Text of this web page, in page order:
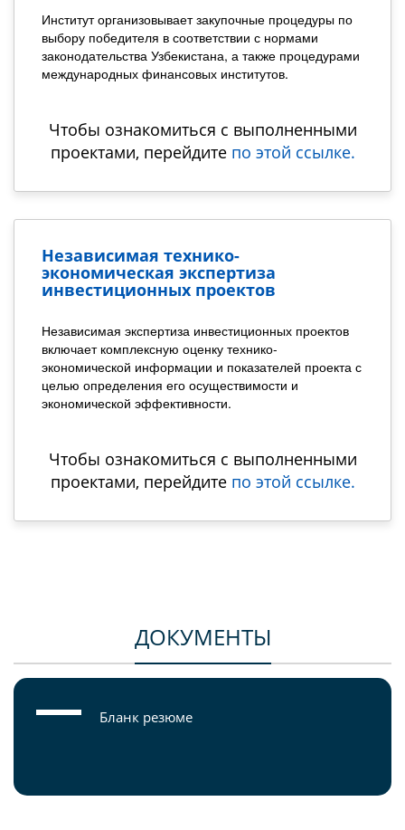
Институт организовывает закупочные процедуры по
выбору победителя в соответствии с нормами
законодательства Узбекистана, а также процедурами
международных финансовых институтов.
Чтобы ознакомиться с выполненными
проектами, перейдите по этой ссылке.
Независимая технико-
экономическая экcпертиза
инвестиционных проектов
Независимая экспертиза инвестиционных проектов
включает комплексную оценку технико-
экономической информации и показателей проекта с
целью определения его осуществимости и
экономической эффективности.
Чтобы ознакомиться с выполненными
проектами, перейдите по этой ссылке.
ДОКУМЕНТЫ
Бланк резюме